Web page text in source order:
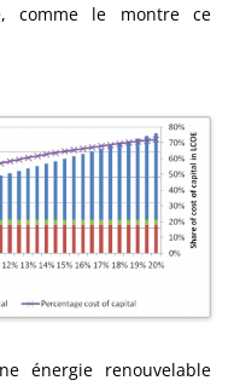
comme le montre ce
énergie renouvelable